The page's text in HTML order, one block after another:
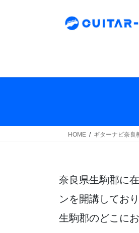
HOME ギターナビ奈良
奈良県生駒郡に
ンを開講しており
生駒郡のどこに